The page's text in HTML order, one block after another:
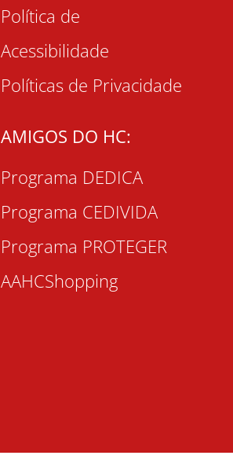
Política de
Acessibilidade
Políticas de Privacidade
AMIGOS DO HC:
Programa DEDICA
Programa CEDIVIDA
Programa PROTEGER
AAHCShopping